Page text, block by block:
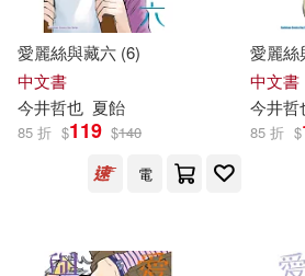
伊藤三巳華(2) 伊藤潤
吉富昭仁(2) 坂井豐貴(2)
TRY-X(1) アルファポ
インプレス(1)
エムディエヌコーポレーション
ジュネット(1)
愛麗絲與藏六 (6)
中文書
今井哲也 夏飴
85 折 $119 $140
電
愛麗絲
中文書
今井哲
85 折 $